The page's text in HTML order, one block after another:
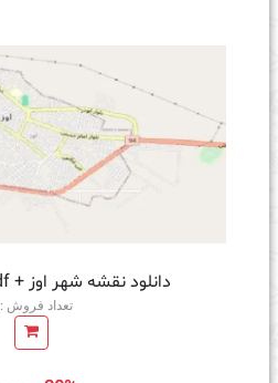
دانلود نقشه شهر اوز + pdf با کیفیت بالا
تعداد فروش : 5